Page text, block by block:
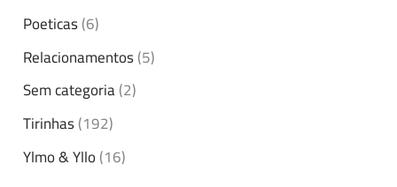
Poeticas(6)
Relacionamentos(5)
Sem categoria(2)
Tirinhas(192)
Ylmo & Yllo(16)